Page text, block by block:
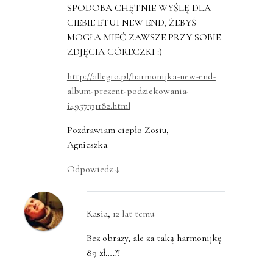
SPODOBA CHĘTNIE WYŚLĘ DLA
CIEBIE ETUI NEW END, ŻEBYŚ
MOGŁA MIEĆ ZAWSZE PRZY SOBIE
ZDJĘCIA CÓRECZKI :)
http://allegro.pl/harmonijka-new-end-
album-prezent-podziekowania-
i4957331182.html
Pozdrawiam ciepło Zosiu,
Agnieszka
Odpowiedz ↓
Kasia, 12 lat temu
Bez obrazy, ale za taką harmonijkę
89 zł….?!